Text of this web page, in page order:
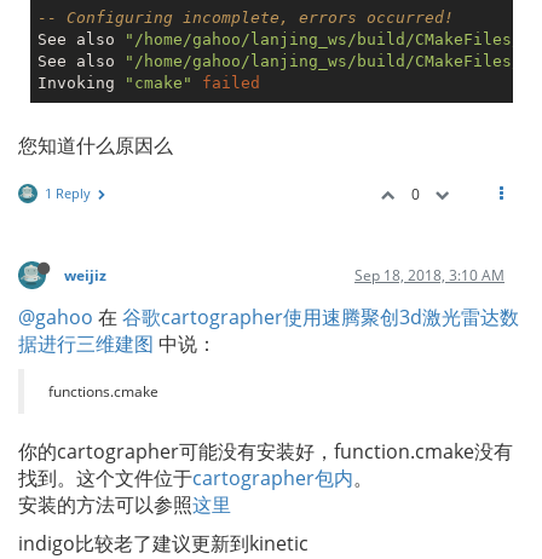
-- Configuring incomplete, errors occurred!
See also
"/home/gahoo/lanjing_ws/build/CMakeFiles/
See also
"/home/gahoo/lanjing_ws/build/CMakeFiles/
Invoking
"cmake" failed
您知道什么原因么
1 Reply 0
weijiz Sep 18, 2018, 3:10 AM
@gahoo 在 谷歌cartographer使用速腾聚创3d激光雷达数
据进行三维建图 中说：
functions.cmake
你的cartographer可能没有安装好，function.cmake没有
找到。这个文件位于cartographer包内。
安装的方法可以参照这里
indigo比较老了建议更新到kinetic